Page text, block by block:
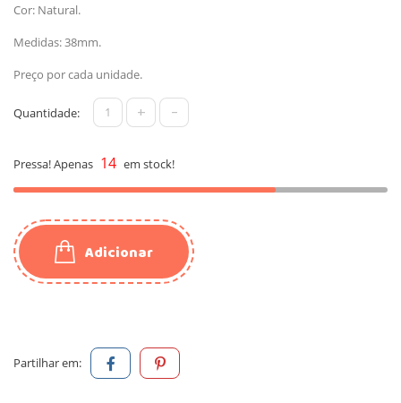
Cor: Natural.
Medidas: 38mm.
Preço por cada unidade.
Quantidade: + -
Pressa! Apenas 14 em stock!
Adicionar
Partilhar em: